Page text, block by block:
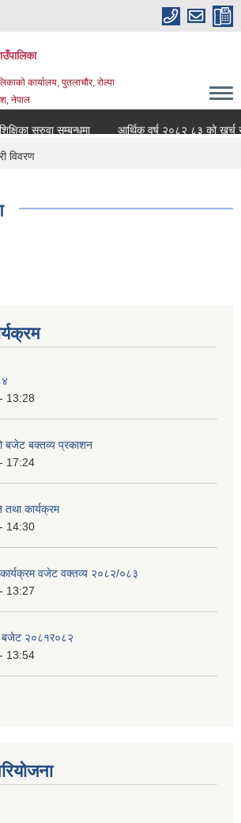
कार्यालय, पुतलाचौर, रोल्पा
नेपाल
सरुवा सम्बन्धमा
आर्थिक वर्ष २०८२ ८३ को खर्च
विवरण
13:28
बक्तव्य प्रकाशन
17:24
कार्यक्रम
14:30
कार्यक्रम वजेट वक्तव्य २०८२/०८३
13:27
बजेट २०८१र०८२
13:54